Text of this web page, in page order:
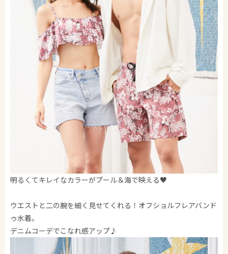
明るくてキレイなカラーがプール＆海で映える♥
ウエストと二の腕を細く見せてくれる！オフショルフレアバンド
ゥ水着。
デニムコーデでこなれ感アップ♪